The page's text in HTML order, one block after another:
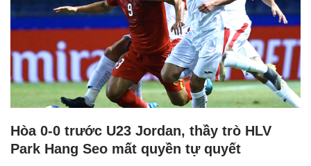
Hòa 0-0 trước U23 Jordan, thầy trò HLV
Park Hang Seo mất quyền tự quyết